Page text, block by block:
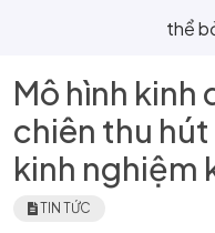
thể
Mô hình kinh
chiên thu
kinh nghiệm
TIN TỨC